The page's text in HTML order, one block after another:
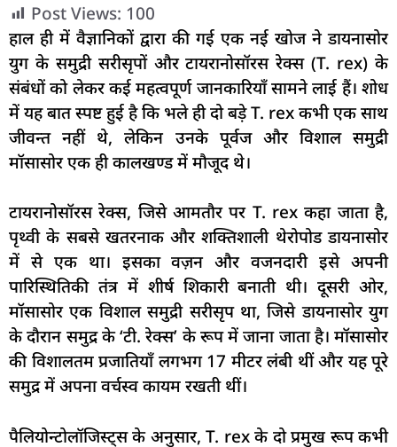
Post Views: 100
हाल ही में वैज्ञानिकों द्वारा की गई एक नई खोज ने डायनासोर
युग के समुद्री सरीसृपों और टायरानोसॉरस रेक्स (T. rex) के
संबंधों को लेकर कई महत्वपूर्ण जानकारियाँ सामने लाई हैं। शोध
में यह बात स्पष्ट हुई है कि भले ही दो बड़े T. rex कभी एक साथ
जीवन्त नहीं थे, लेकिन उनके पूर्वज और विशाल समुद्री
मॉसासोर एक ही कालखण्ड में मौजूद थे।
टायरानोसॉरस रेक्स, जिसे आमतौर पर T. rex कहा जाता है,
पृथ्वी के सबसे खतरनाक और शक्तिशाली थेरोपोड डायनासोर
में से एक था। इसका वज़न और वजनदारी इसे अपनी
पारिस्थितिकी तंत्र में शीर्ष शिकारी बनाती थी। दूसरी ओर,
मॉसासोर एक विशाल समुद्री सरीसृप था, जिसे डायनासोर युग
के दौरान समुद्र के ‘टी. रेक्स’ के रूप में जाना जाता है। मॉसासोर
की विशालतम प्रजातियाँ लगभग 17 मीटर लंबी थीं और यह पूरे
समुद्र में अपना वर्चस्व कायम रखती थीं।
पैलियोन्टोलॉजिस्ट्स के अनुसार, T. rex के दो प्रमुख रूप कभी